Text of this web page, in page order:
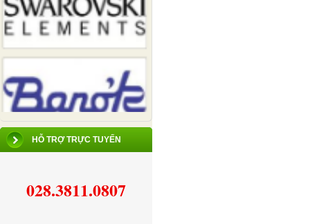
HỖ TRỢ TRỰC TUYẾN
028.3811.0807